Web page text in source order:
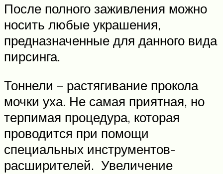
После полного заживления можно
носить любые украшения,
предназначенные для данного вида
пирсинга.
Тоннели – растягивание прокола
мочки уха. Не самая приятная, но
терпимая процедура, которая
проводится при помощи
специальных инструментов-
расширителей. Увеличение